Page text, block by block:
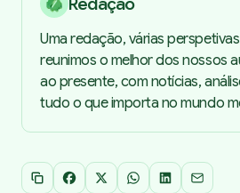
Uma redação, várias
reunimos o melhor dos nossos
ao presente, com notícias,
tudo o que importa no mundo
Copiar link
Facebook
X WhatsApp
LinkedInEmail